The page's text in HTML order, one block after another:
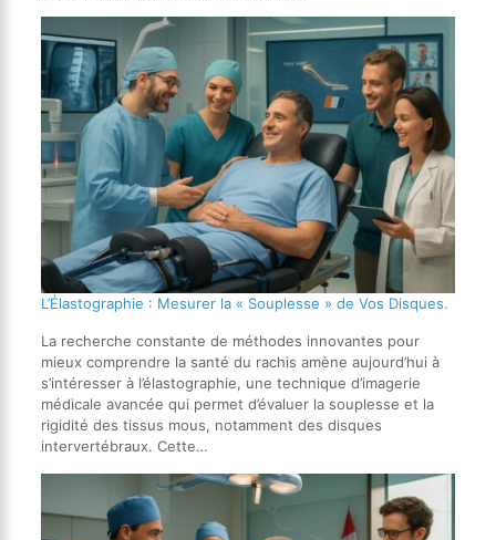
L’Élastographie : Mesurer la « Souplesse » de Vos Disques.
La recherche constante de méthodes innovantes pour
mieux comprendre la santé du rachis amène aujourd’hui à
s’intéresser à l’élastographie, une technique d’imagerie
médicale avancée qui permet d’évaluer la souplesse et la
rigidité des tissus mous, notamment des disques
intervertébraux. Cette…